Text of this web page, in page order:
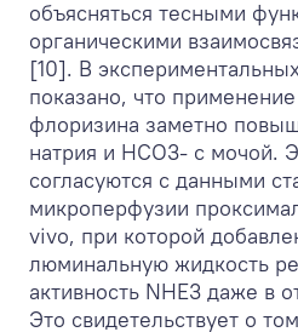
объясняться тесными
органическими
[10]. В
показано, что
флоризина заметно
натрия и HCO3- с мочой.
согласуются с данными
микроперфузии
vivo, при которой
люминальную жидкость
активность NHE3 даже в
Это свидетельствует о